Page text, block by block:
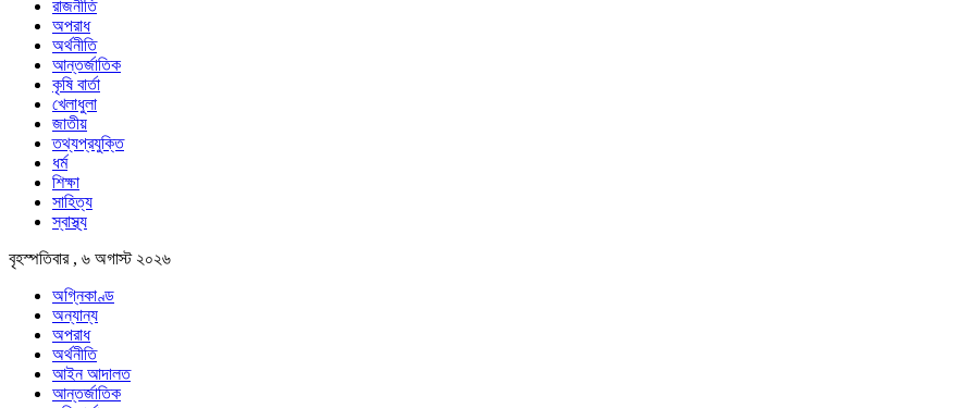
রাজনীতি
অপরাধ
অর্থনীতি
আন্তর্জাতিক
কৃষি বার্তা
খেলাধুলা
জাতীয়
তথ্যপ্রযুক্তি
ধর্ম
শিক্ষা
সাহিত্য
স্বাস্থ্য
বৃহস্পতিবার , ৬ অগাস্ট ২০২৬
অগ্নিকাণ্ড
অন্যান্য
অপরাধ
অর্থনীতি
আইন আদালত
আন্তর্জাতিক